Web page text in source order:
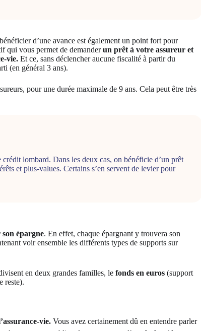
d’une avance est également un point fort pour
qui vous permet de demanderun prêt à votre assureur et
vie. Et ce, sans déclencher aucune fiscalité à partir du
(en général 3 ans).
pour une durée maximale de 9 ans. Cela peut être très
lombard. Dans les deux cas, on bénéficie d’un prêt
et plus-values. Certains s’en servent de levier pour
épargne. En effet, chaque épargnant y trouvera son
voir ensemble les différents types de supports sur
en deux grandes familles, le fonds en euros (support
reste).
vie. Vous avez certainement dû en entendre parler